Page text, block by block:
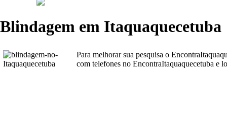
Blindagem em Itaquaquecetuba
Para melhorar sua pesquisa o
com telefones no EncontraItaquaquecetuba e